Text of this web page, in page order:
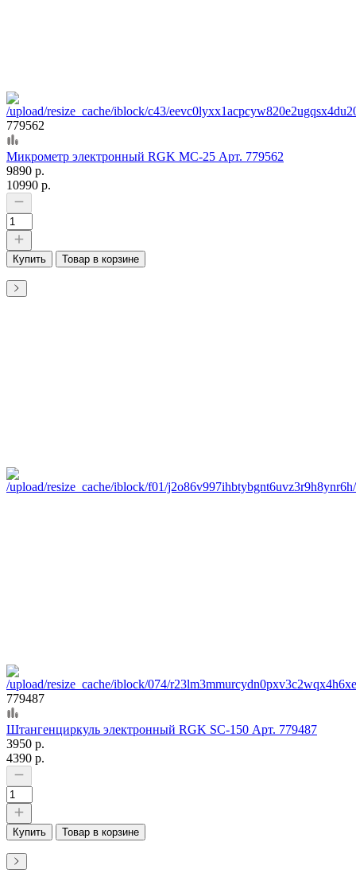
779562
Микрометр электронный RGK MC-25 Арт. 779562
9890 р.
10990 р.
Купить Товар в корзине
779487
Штангенциркуль электронный RGK SC-150 Арт. 779487
3950 р.
4390 р.
Купить Товар в корзине